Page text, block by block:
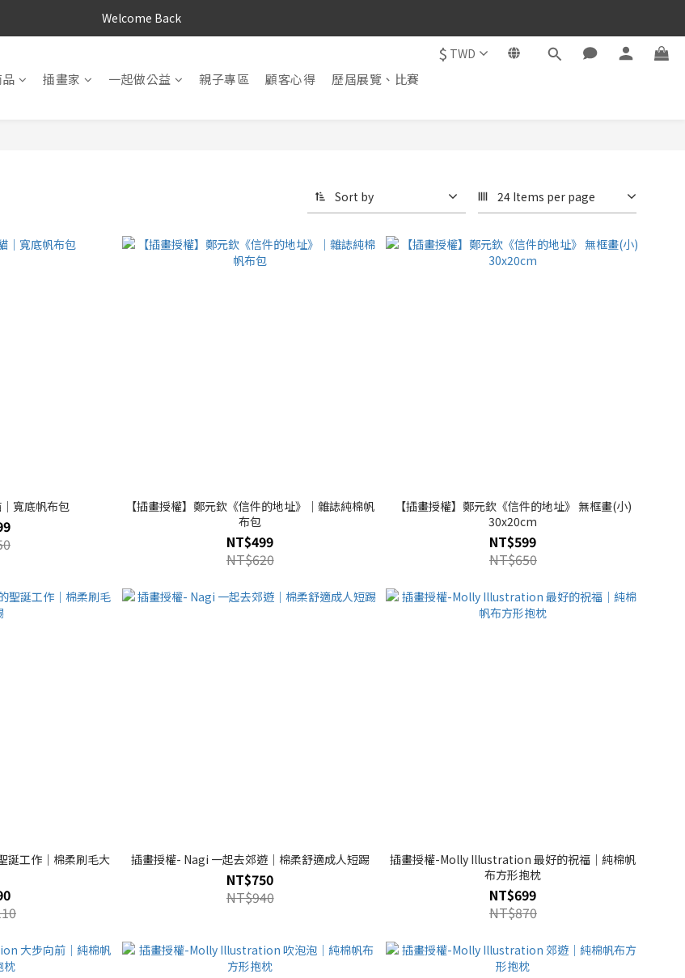
Welcome Back
$ TWD
插畫家 一起做公益 親子專區 顧客心得 歷屆展覽、比賽
Sort by 24 Items per page
寬底帆布包
【插畫授權】鄭元欽《信件的地址》｜雜誌純棉帆
布包
NT$499
NT$620
【插畫授權】鄭元欽《信件的地址》 無框畫(小)
30x20cm
NT$599
NT$650
誕工作｜棉柔刷毛大
插畫授權- Nagi 一起去郊遊｜棉柔舒適成人短踢
NT$750
NT$940
插畫授權-Molly Illustration 最好的祝福｜純棉帆
布方形抱枕
NT$699
NT$870